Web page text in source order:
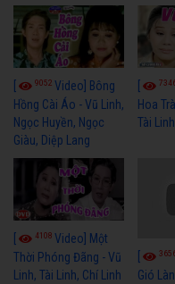
9052 Video] Bông
Hồng Cài Áo - Vũ Linh,
Ngọc Huyền, Ngọc
Giàu, Diệp Lang
Hoa
Tài Linh
4108 Video] Một
Thời Phóng Đãng - Vũ
Linh, Tài Linh, Chí Linh
Gió